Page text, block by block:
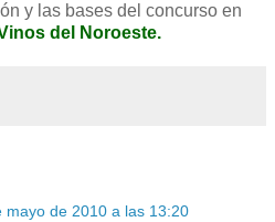
y las bases del concurso en
del Noroeste.
mayo de 2010 a las 13:20